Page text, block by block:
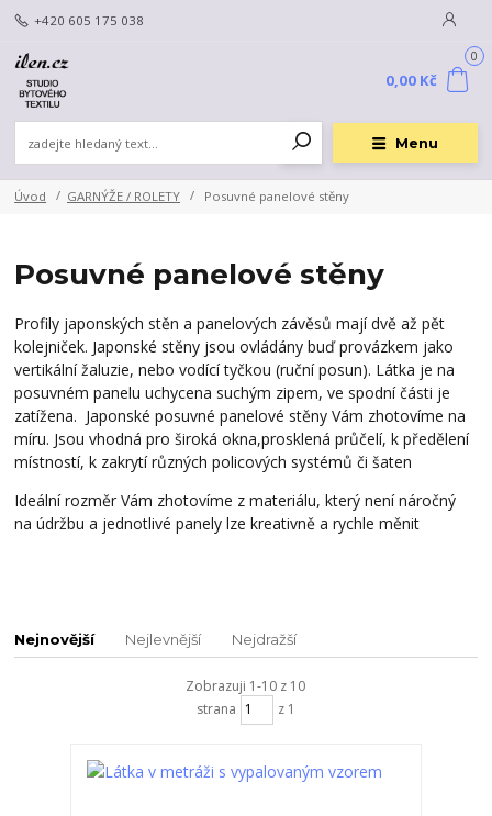
Menu
+420 605 175 038
0
0,00 Kč
Úvod GARNÝŽE / ROLETY Posuvné panelové stěny
Posuvné panelové stěny
Profily japonských stěn a panelových závěsů mají dvě až pět
kolejniček. Japonské stěny jsou ovládány buď provázkem jako
vertikální žaluzie, nebo vodící tyčkou (ruční posun). Látka je na
posuvném panelu uchycena suchým zipem, ve spodní části je
zatížena. Japonské posuvné panelové stěny Vám zhotovíme na
míru. Jsou vhodná pro široká okna,prosklená průčelí, k předělení
místností, k zakrytí různých policových systémů či šaten
Ideální rozměr Vám zhotovíme z materiálu, který není náročný
na údržbu a jednotlivé panely lze kreativně a rychle měnit
Nejnovější Nejlevnější Nejdražší
Zobrazuji 1-10 z 10
strana
z 1